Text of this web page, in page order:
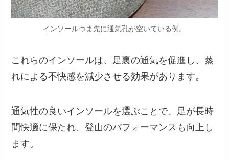
インソールつま先に通気孔が空いている例。
これらのインソールは、足裏の通気を促進し、蒸
れによる不快感を減少させる効果があります。
通気性の良いインソールを選ぶことで、足が長時
間快適に保たれ、登山のパフォーマンスも向上し
ます。